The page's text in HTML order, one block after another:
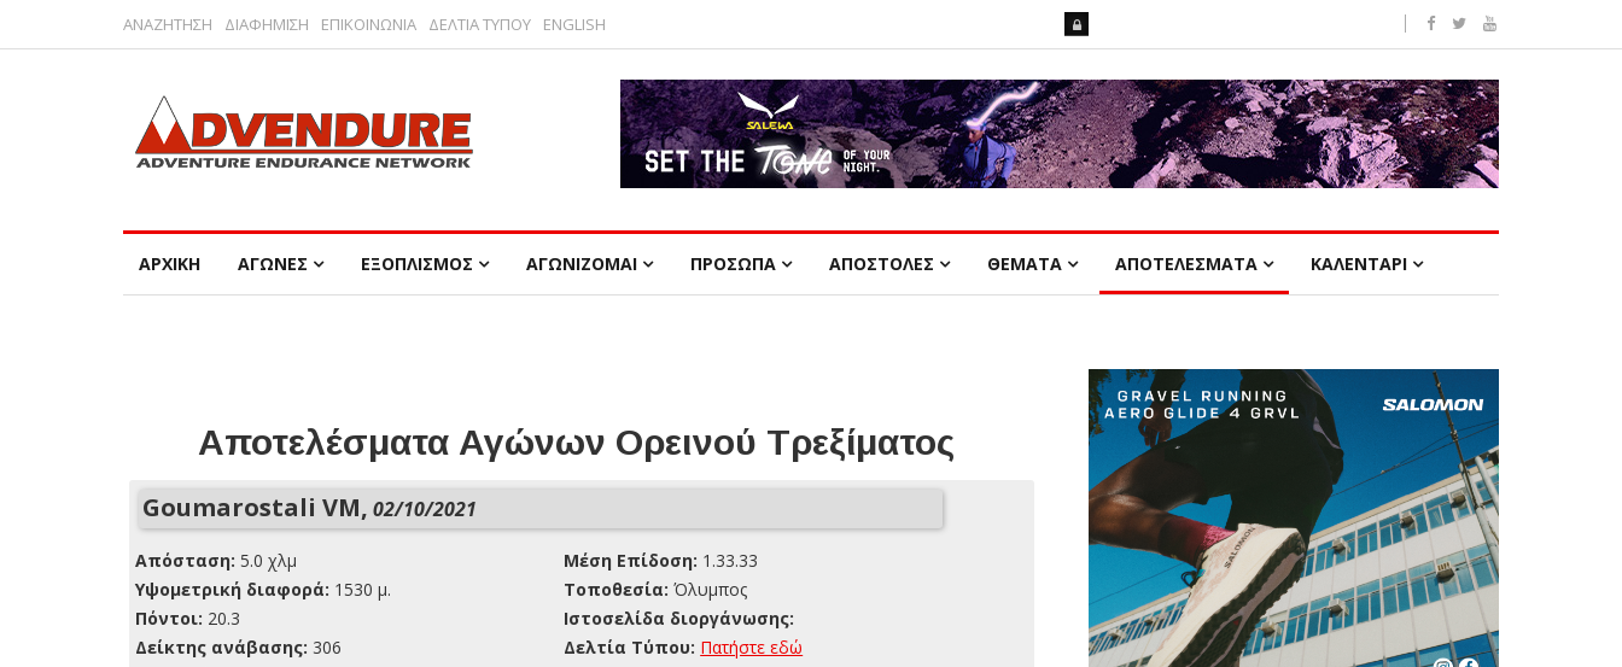
ΑΝΑΖΗΤΗΣΗ ΔΙΑΦΗΜΙΣΗ ΕΠΙΚΟΙΝΩΝΙΑ ΔΕΛΤΙΑ ΤΥΠΟΥ ENGLISH
ΑΡΧΙΚΗ ΑΓΩΝΕΣ ΕΞΟΠΛΙΣΜΟΣ ΑΓΩΝΙΖΟΜΑΙ ΠΡΟΣΩΠΑ ΑΠΟΣΤΟΛΕΣ ΘΕΜΑΤΑ ΑΠΟΤΕΛΕΣΜΑΤΑ ΚΑΛΕΝΤΑΡΙ
Αποτελέσματα Αγώνων Ορεινού Τρεξίματος
Goumarostali VM, 02/10/2021
Απόσταση: 5.0 χλμ
Yψομετρική διαφορά: 1530 μ.
Πόντοι: 20.3
Δείκτης ανάβασης: 306
Μέση Επίδοση: 1.33.33
Τοποθεσία: Όλυμπος
Ιστοσελίδα διοργάνωσης:
Δελτία Τύπου: Πατήστε εδώ